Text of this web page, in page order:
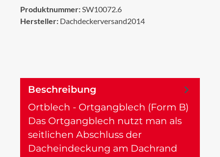
Produktnummer:SW10072.6
Hersteller: Dachdeckerversand2014
Beschreibung
Ortblech - Ortgangblech (Form B)
Das Ortgangblech nutzt man als
seitlichen Abschluss der
Dacheindeckung am Dachrand